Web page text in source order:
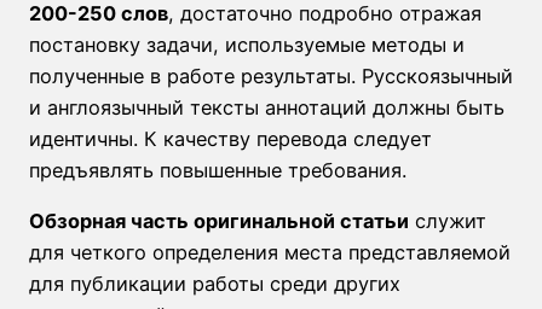
200-250 слов, достаточно подробно отражая
постановку задачи, используемые методы и
полученные в работе результаты. Русскоязычный
и англоязычный тексты аннотаций должны быть
идентичны. К качеству перевода следует
предъявлять повышенные требования.
Обзорная часть оригинальной статьи служит
для четкого определения места представляемой
для публикации работы среди других